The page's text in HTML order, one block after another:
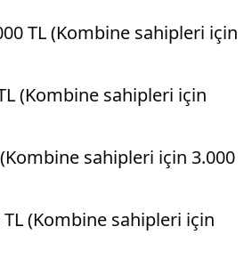
TL (Kombine sahipleri için
(Kombine sahipleri için
sahipleri için 3.000
TL (Kombine sahipleri için